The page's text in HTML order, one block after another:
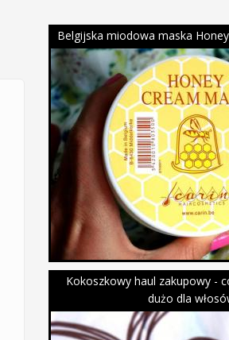
Belgijska miodowa maska
Kokoszkowy haul zakupowy -
dużo dla